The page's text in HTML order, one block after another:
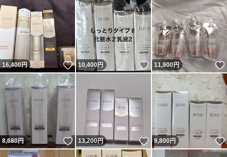
16,400円 いいね！
10,400円 いいね！
11,900円
8,680円 いいね！
13,200円 いいね！
9,800円